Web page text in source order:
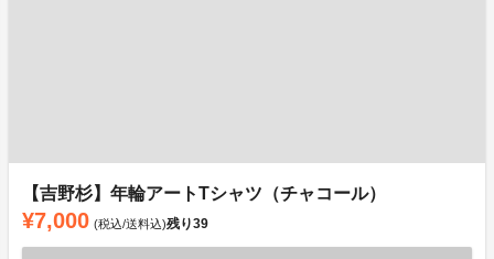
【吉野杉】年輪アートTシャツ（チャコール）
¥7,000 (税込/送料込)残り39